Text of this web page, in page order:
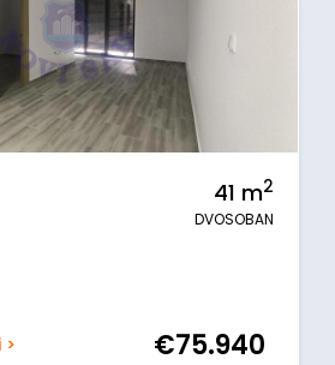
41 m2
DVOSOBAN
€75.940